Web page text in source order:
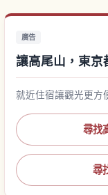
廣告
讓高尾山，東京
就近住宿讓觀光更方
尋找
尋